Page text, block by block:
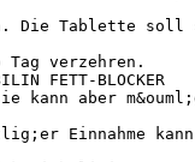
Die Tablette soll
verzehren.
FETT-BLOCKER
kann aber
Einnahme kann